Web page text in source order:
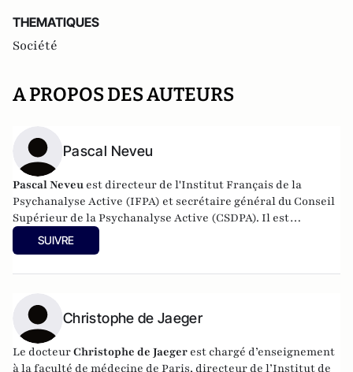
THEMATIQUES
Société
A PROPOS DES AUTEURS
Pascal Neveu
Pascal Neveu est directeur de l'Institut Français de la
Psychanalyse Active (IFPA) et secrétaire général du Conseil
Supérieur de la Psychanalyse Active (CSDPA). Il est
responsable national de la cellule de soutien psychologique
au sein de l’Œuvre des Pupilles Orphelins des Sapeurs-
SUIVRE
Christophe de Jaeger
Le docteurChristophe de Jaeger est chargé d’enseignement
à la faculté de médecine de Paris, directeur de l’Institut de